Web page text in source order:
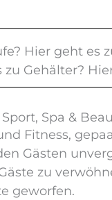
Hier geht es
zu Gehälter?
Sport, Spa &
Fitness,
Gästen
zu
geworfen.